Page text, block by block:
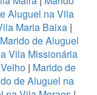
Aluguel na Vila
Maria Baixa|
Marido de Aluguel
Vila Missionária
| Marido de
de Aluguel na